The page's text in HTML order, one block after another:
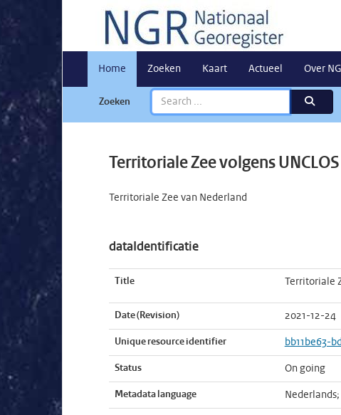
Home Zoeken Kaart Actueel Over
Zoeken
Territoriale Zee volgens
Territoriale Zee van Nederland
dataIdentificatie
Title Territoriale
Date (Revision) 2021-12-24
Unique resource identifier bb11be63-
Status On going
Metadata language